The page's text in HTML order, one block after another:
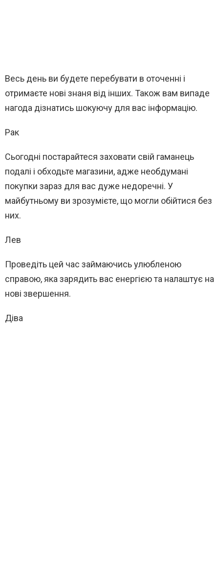
Весь день ви будете перебувати в оточенні і
отримаєте нові знаня від інших. Також вам випаде
нагода дізнатись шокуючу для вас інформацію.
Рак
Сьогодні постарайтеся заховати свій гаманець
подалі і обходьте магазини, адже необдумані
покупки зараз для вас дуже недоречні. У
майбутньому ви зрозумієте, що могли обійтися без
них.
Лев
Проведіть цей час займаючись улюбленою
справою, яка зарядить вас енергією та налаштує на
нові звершення.
Діва